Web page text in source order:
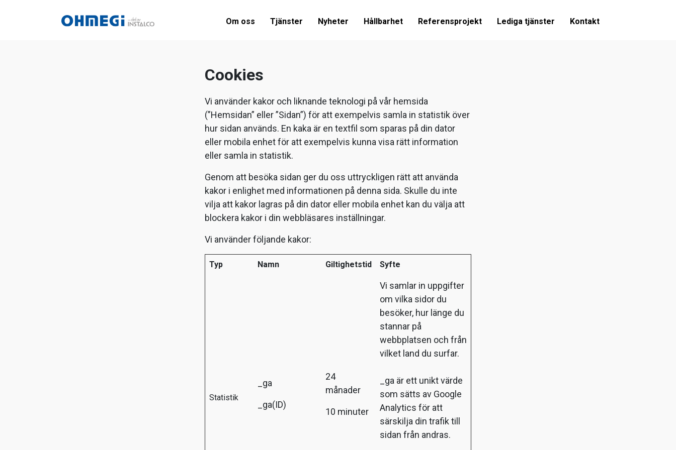
Om oss Tjänster Nyheter Hållbarhet Referensprojekt Lediga tjänster Kontakt
Cookies
Vi använder kakor och liknande teknologi på vår hemsida
(”Hemsidan” eller ”Sidan”) för att exempelvis samla in statistik över
hur sidan används. En kaka är en textfil som sparas på din dator
eller mobila enhet för att exempelvis kunna visa rätt information
eller samla in statistik.
Genom att besöka sidan ger du oss uttryckligen rätt att använda
kakor i enlighet med informationen på denna sida. Skulle du inte
vilja att kakor lagras på din dator eller mobila enhet kan du välja att
blockera kakor i din webbläsares inställningar.
Vi använder följande kakor:
Typ Namn Giltighetstid Syfte
Statistik
_ga
_ga(ID)
24
månader
10 minuter
Vi samlar in uppgifter
om vilka sidor du
besöker, hur länge du
stannar på
webbplatsen och från
vilket land du surfar.
_ga är ett unikt värde
som sätts av Google
Analytics för att
särskilja din trafik till
sidan från andras.